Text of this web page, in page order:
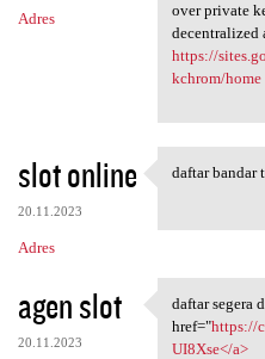
Adres
over private
decentralized
https://
kchrom/home
slot online
20.11.2023
Adres
daftar
daftar bandar
agen slot
20.11.2023
daftar
daftar segera
href="https://
UI8Xse</a>